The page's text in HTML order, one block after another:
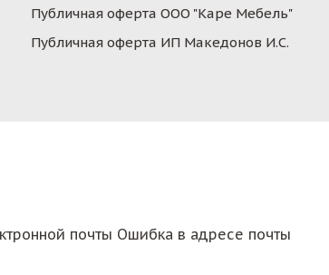
Публичная оферта ООО "Каре Мебель"
Публичная оферта ИП Македонов И.С.
почты Ошибка в адресе почты